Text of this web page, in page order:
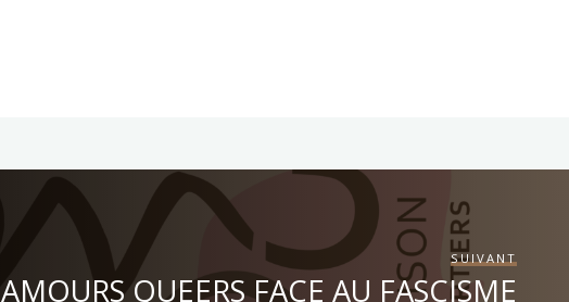
SUIVANT
AMOURS QUEERS FACE AU FASCISME